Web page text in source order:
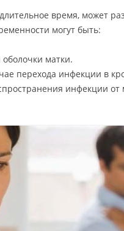
время, может
могут быть:
матки.
перехода инфекции в
инфекции